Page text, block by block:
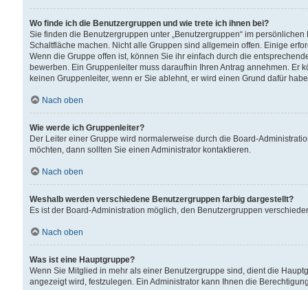
Wo finde ich die Benutzergruppen und wie trete ich ihnen bei?
Sie finden die Benutzergruppen unter „Benutzergruppen“ im
Schaltfläche machen. Nicht alle Gruppen sind allgemein offen. Einige
Wenn die Gruppe offen ist, können Sie ihr einfach durch die
bewerben. Ein Gruppenleiter muss daraufhin Ihren Antrag annehmen.
keinen Gruppenleiter, wenn er Sie ablehnt, er wird einen Grund dafür
Nach oben
Wie werde ich Gruppenleiter?
Der Leiter einer Gruppe wird normalerweise durch die Board-
möchten, dann sollten Sie einen Administrator kontaktieren.
Nach oben
Weshalb werden verschiedene Benutzergruppen farbig dargestellt?
Es ist der Board-Administration möglich, den Benutzergruppen
Nach oben
Was ist eine Hauptgruppe?
Wenn Sie Mitglied in mehr als einer Benutzergruppe sind, dient die
angezeigt wird, festzulegen. Ein Administrator kann Ihnen die